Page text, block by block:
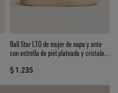
Ball Star LTD de mujer de napa y ante
con estrella de piel plateada y cristales
$ 1.235